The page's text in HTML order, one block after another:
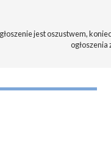
jest oszustwem,